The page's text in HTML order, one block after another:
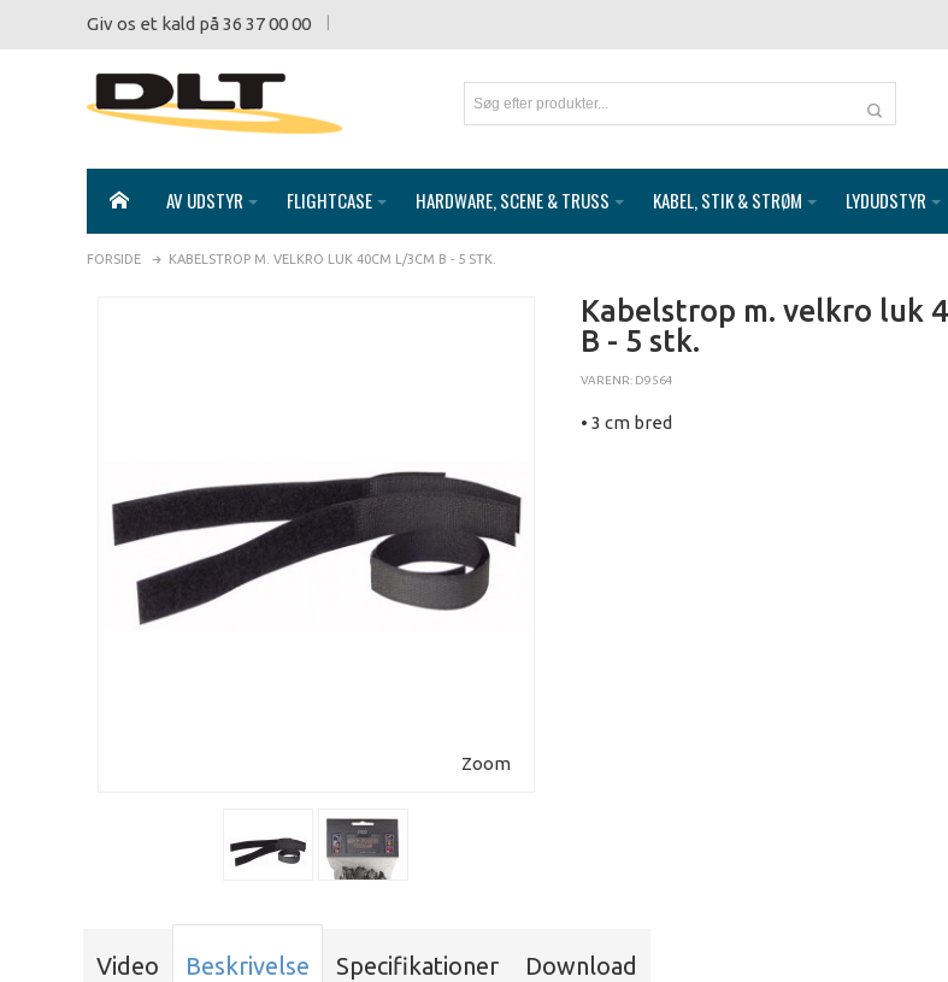
Giv os et kald på 36 37 00 00
AV UDSTYR FLIGHTCASE HARDWARE, SCENE & TRUSS KABEL, STIK & STRØM LYDUDSTYR
FORSIDE KABELSTROP M. VELKRO LUK 40CM L/3CM B - 5 STK.
Zoom
Kabelstrop m. velkro luk
B - 5 stk.
VARENR: D9564
• 3 cm bred
Video Beskrivelse Specifikationer Download